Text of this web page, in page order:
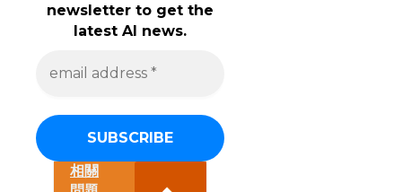
newsletter to get the
latest AI news.
a
d
相關